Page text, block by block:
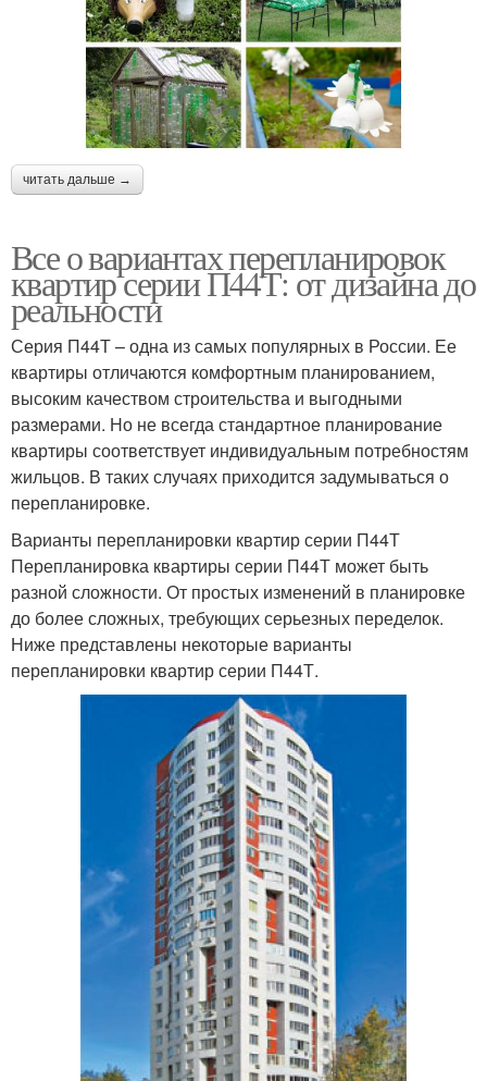
читать дальше →
Все о вариантах перепланировок
квартир серии П44Т: от дизайна до
реальности
Серия П44Т – одна из самых популярных в России. Ее
квартиры отличаются комфортным планированием,
высоким качеством строительства и выгодными
размерами. Но не всегда стандартное планирование
квартиры соответствует индивидуальным потребностям
жильцов. В таких случаях приходится задумываться о
перепланировке.
Варианты перепланировки квартир серии П44Т
Перепланировка квартиры серии П44Т может быть
разной сложности. От простых изменений в планировке
до более сложных, требующих серьезных переделок.
Ниже представлены некоторые варианты
перепланировки квартир серии П44Т.